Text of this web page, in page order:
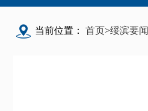
当前位置： 首页>绥滨要闻